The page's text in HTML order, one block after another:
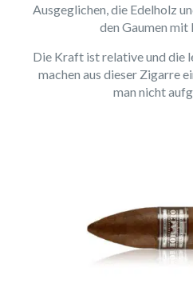
Ausgeglichen, die Edelholz
den Gaumen mit
Die Kraft ist relative und
machen aus dieser Zigarre
man nicht